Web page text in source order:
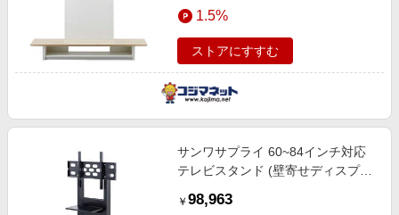
1.5%
ストアにすすむ
サンワサプライ 60~84インチ対応
テレビスタンド (壁寄せディスプレ
￥ 98,963